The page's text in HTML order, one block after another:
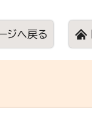
ジへ戻る